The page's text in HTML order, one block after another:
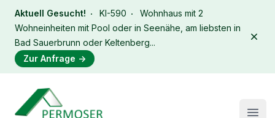
Aktuell Gesucht! KI-590
Wohnhaus mit 2
Wohneinheiten mit Pool oder in Seenähe, am liebsten in
Bad Sauerbrunn oder Keltenberg...
Zur Anfrage →
Immobilien Permoser Logo